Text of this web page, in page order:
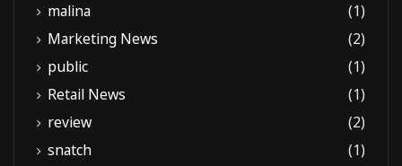
malina
(1)
Marketing News
(2)
public
(1)
Retail News
(1)
review
(2)
snatch
(1)